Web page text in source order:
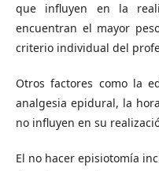
que influyen en la
encuentran el mayor
criterio individual del
Otros factores como la
analgesia epidural, la
no influyen en su
El no hacer episiotomía